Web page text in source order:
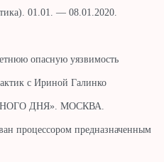
01.01. — 08.01.2020.
опасную уязвимость
с Ириной Галинко
ДНЯ». МОСКВА.
процессором предназначенным